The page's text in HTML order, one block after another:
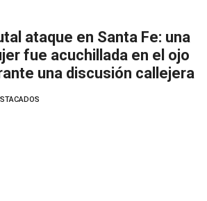
ataque en Santa Fe: una
fue acuchillada en el ojo
una discusión callejera